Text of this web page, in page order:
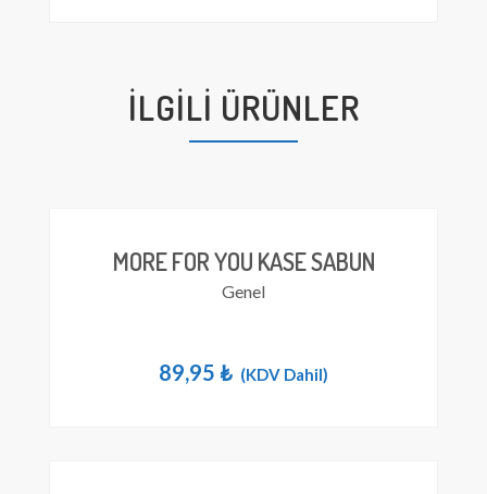
İLGILI ÜRÜNLER
MORE FOR YOU KASE SABUN
Genel
89,95 ₺ (KDV Dahil)